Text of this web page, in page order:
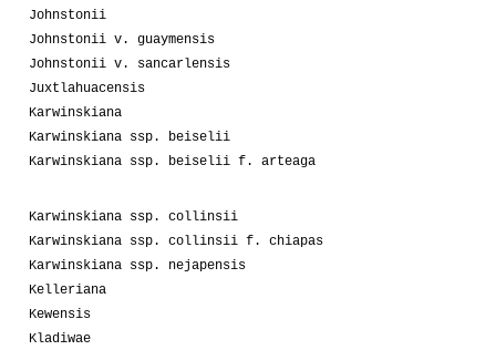
Johnstonii
Johnstonii v. guaymensis
Johnstonii v. sancarlensis
Juxtlahuacensis
Karwinskiana
Karwinskiana ssp. beiselii
Karwinskiana ssp. beiselii f. arteaga
Karwinskiana ssp. collinsii
Karwinskiana ssp. collinsii f. chiapas
Karwinskiana ssp. nejapensis
Kelleriana
Kewensis
Kladiwae